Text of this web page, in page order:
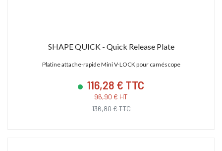
SHAPE QUICK - Quick Release Plate
Platine attache-rapide Mini V-LOCK pour caméscope
116,28 € TTC
96,90 € HT
136,80 € TTC